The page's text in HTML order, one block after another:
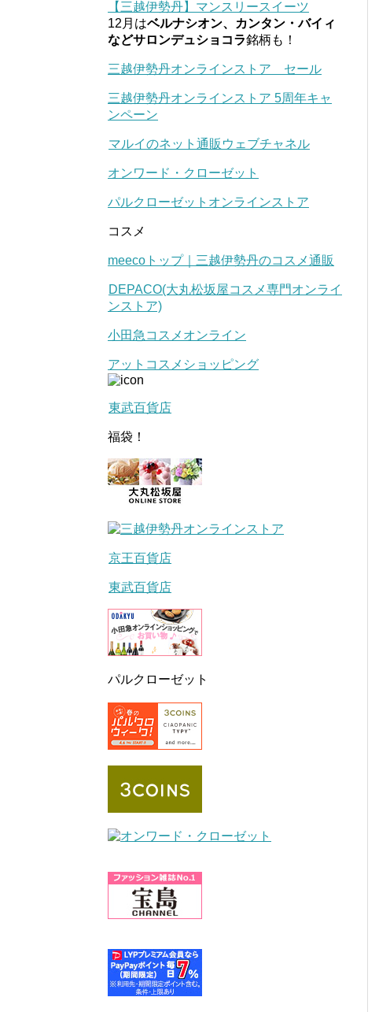
【三越伊勢丹】マンスリースイーツ
12月はベルナシオン、カンタン・バイィ
などサロンデュショコラ銘柄も！
三越伊勢丹オンラインストア セール
三越伊勢丹オンラインストア 5周年キャ
ンペーン
マルイのネット通販ウェブチャネル
オンワード・クローゼット
パルクローゼットオンラインストア
コスメ
meecoトップ｜三越伊勢丹のコスメ通販
DEPACO(大丸松坂屋コスメ専門オンライ
ンストア)
小田急コスメオンライン
アットコスメショッピング
東武百貨店
福袋！
京王百貨店
東武百貨店
パルクローゼット